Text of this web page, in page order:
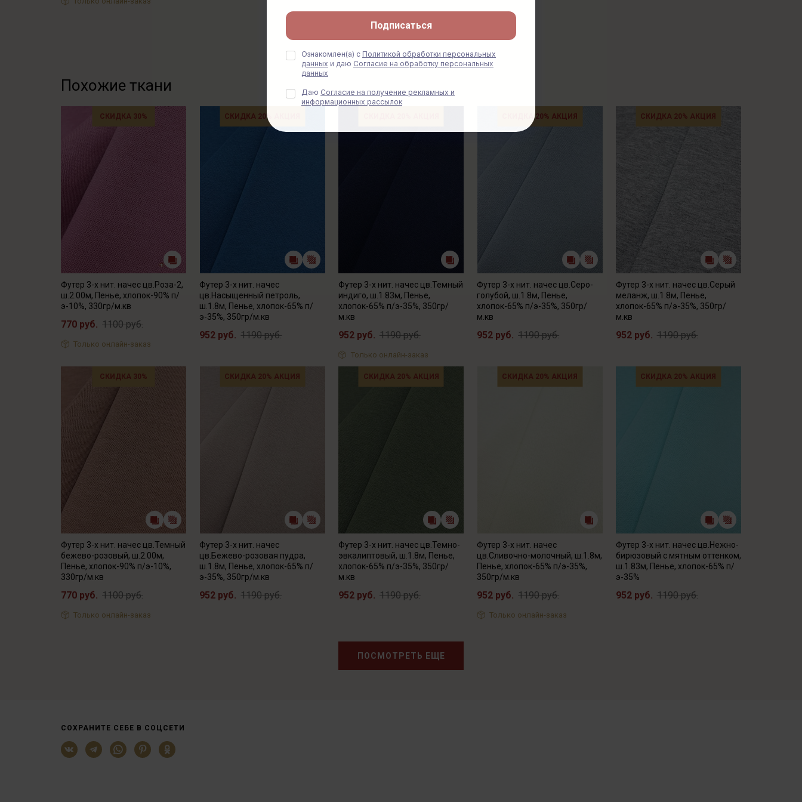
Похожие ткани
СКИДКА 30%
Футер 3-х нит. начес цв.Роза-2,
ш.2.00м, Пенье, хлопок-90% п/
э-10%, 330гр/м.кв
770 руб. 1100 руб.
Только онлайн-заказ
СКИДКА 20% АКЦИЯ
Футер 3-х нит. начес
цв.Насыщенный петроль,
ш.1.8м, Пенье, хлопок-65% п/
э-35%, 350гр/м.кв
952 руб. 1190 руб.
Футер 3-х нит. начес цв.Темный
индиго, ш.1.83м, Пенье,
хлопок-65% п/э-35%, 350гр/
м.кв
952 руб. 1190 руб.
Только онлайн-заказ
СКИДКА 20% АКЦИЯ
Футер 3-х нит. начес цв.Серо-
голубой, ш.1.8м, Пенье,
хлопок-65% п/э-35%, 350гр/
м.кв
952 руб. 1190 руб.
СКИДКА 20% АКЦИЯ
Футер 3-х нит. начес цв.Серый
меланж, ш.1.8м, Пенье,
хлопок-65% п/э-35%, 350гр/
м.кв
952 руб. 1190 руб.
СКИДКА 30%
Футер 3-х нит. начес цв.Темный
бежево-розовый, ш.2.00м,
Пенье, хлопок-90% п/э-10%,
330гр/м.кв
770 руб. 1100 руб.
Только онлайн-заказ
СКИДКА 20% АКЦИЯ
Футер 3-х нит. начес
цв.Бежево-розовая пудра,
ш.1.8м, Пенье, хлопок-65% п/
э-35%, 350гр/м.кв
952 руб. 1190 руб.
СКИДКА 20% АКЦИЯ
Футер 3-х нит. начес цв.Темно-
эвкалиптовый, ш.1.8м, Пенье,
хлопок-65% п/э-35%, 350гр/
м.кв
952 руб. 1190 руб.
СКИДКА 20% АКЦИЯ
Футер 3-х нит. начес
цв.Сливочно-молочный, ш.1.8м,
Пенье, хлопок-65% п/э-35%,
350гр/м.кв
952 руб. 1190 руб.
Только онлайн-заказ
СКИДКА 20% АКЦИЯ
Футер 3-х нит. начес цв.Нежно-
бирюзовый с мятным оттенком,
ш.1.83м, Пенье, хлопок-65% п/
э-35%
952 руб. 1190 руб.
ПОСМОТРЕТЬ ЕЩЕ
СОХРАНИТЕ СЕБЕ В СОЦСЕТИ
Подписаться
Ознакомлен(а) с Политикой обработки персональных
данных и даю Согласие на обработку персональных
данных
Даю Согласие на получение рекламных и
информационных рассылок